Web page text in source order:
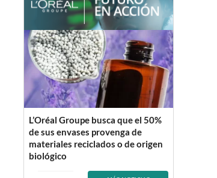
L’Oréal Groupe busca que el 50%
de sus envases provenga de
materiales reciclados o de origen
biológico